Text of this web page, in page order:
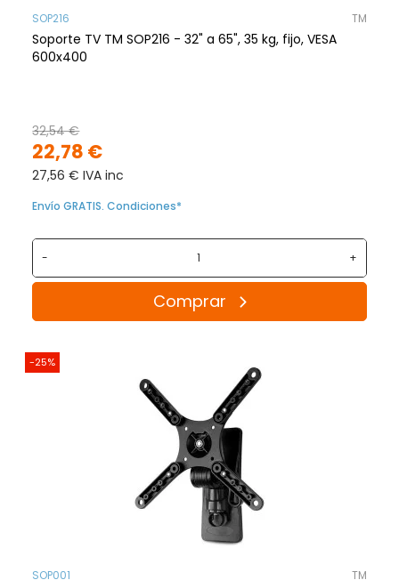
SOP216 TM
Soporte TV TM SOP216 - 32" a 65", 35 kg, fijo, VESA
600x400
22,78 €
32,54 €
27,56 € IVA inc
Envío GRATIS. Condiciones*
- +
Comprar
-25%
SOP001 TM